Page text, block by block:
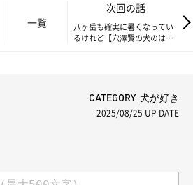
一覧
次回の話
八ヶ岳も確実に暑くなってい
るけれど【穴澤賢の犬のはな
CATEGORY 犬が好き
2025/08/25 UP DATE